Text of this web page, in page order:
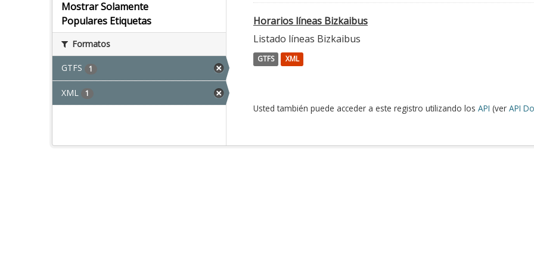
Mostrar Solamente
Populares Etiquetas
Formatos
GTFS 1
XML 1
Horarios líneas Bizkaibus
Listado líneas Bizkaibus
GTFS XML
Usted también puede acceder a este registro utilizando los API (ver API